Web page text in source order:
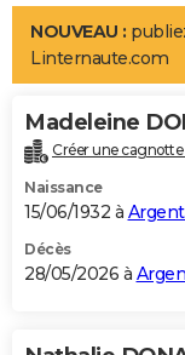
LIFESTYLE
Art de vivre
Bien-être
Loisirs
Mode
Modes de vie
Alimentation
Guide de la santé
Maladies
Médicaments
Sommeil
VOYAGE
Destinations
City break
Voyage nature
Voyage de noces
Forum
Climat
+PHOTO
GUIDES D'ACHAT
BONS PLANS
NOUVEAU :
Linternaute.com
Madeleine
Créer une cagnotte
Naissance
15/06/1932 à
Décès
28/05/2026 à